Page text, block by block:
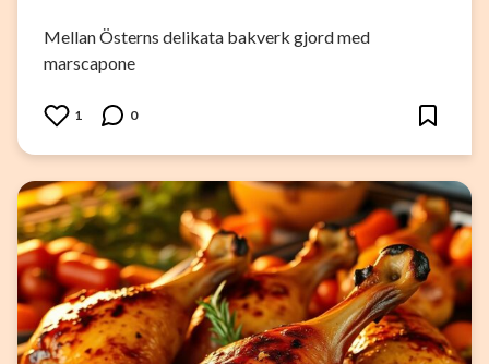
Mellan Österns delikata bakverk gjord med
marscapone
1 0